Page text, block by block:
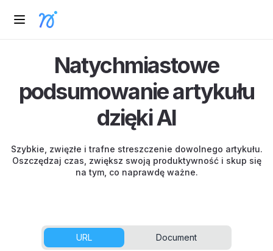
Natychmiastowe
podsumowanie artykułu
dzięki AI
Szybkie, zwięzłe i trafne streszczenie dowolnego artykułu.
Oszczędzaj czas, zwiększ swoją produktywność i skup się
na tym, co naprawdę ważne.